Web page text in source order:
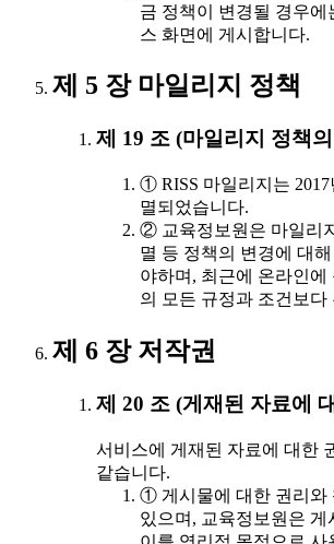
금 정책이 변경될 경우에
스 화면에 게시합니다.
제 5 장 마일리지 정책
제 19 조 (마일리지 정책
① RISS 마일리지는
멸되었습니다.
② 교육정보원은 마일리
멸 등 정책의 변경에 대
야하며, 최근에 온라인에
의 모든 규정과 조건보다
제 6 장 저작권
제 20 조 (게재된 자료에
서비스에 게재된 자료에 대한
같습니다.
① 게시물에 대한 권리와
있으며, 교육정보원은 게